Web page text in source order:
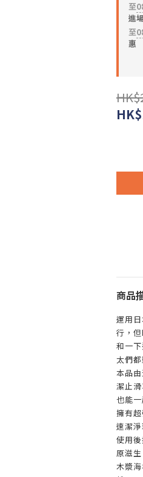
至
進
至
惠
商品
運用
行，
和一
太們都
本品
潔止
也能一
擁有
速潔
使用
原滋生
木漿